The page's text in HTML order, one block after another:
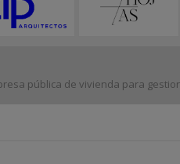
pública de vivienda para